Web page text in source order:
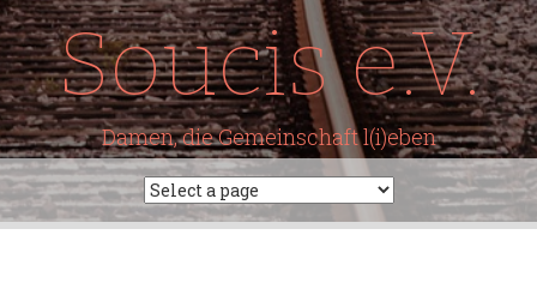
Soucis e.V.
Damen, die Gemeinschaft l(i)eben